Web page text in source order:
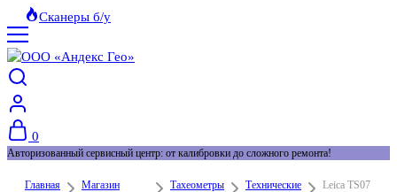
Сканеры б/у
0
Авторизованный сервисный центр: от калибровки до сложного ремонта!
Главная
Магазин
Тахеометры
Технические
Leica TS07